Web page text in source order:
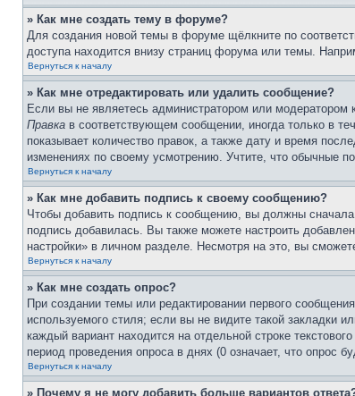
» Как мне создать тему в форуме?
Для создания новой темы в форуме щёлкните по
доступа находится внизу страниц форума или темы.
Вернуться к началу
» Как мне отредактировать или удалить сообщение?
Если вы не являетесь администратором или
Правка в соответствующем сообщении, иногда только в
показывает количество правок, а также дату и время
изменениях по своему усмотрению. Учтите, что обычные
Вернуться к началу
» Как мне добавить подпись к своему сообщению?
Чтобы добавить подпись к сообщению, вы должны
подпись добавилась. Вы также можете настроить
настройки» в личном разделе. Несмотря на это, вы
Вернуться к началу
» Как мне создать опрос?
При создании темы или редактировании первого
используемого стиля; если вы не видите такой закладки
каждый вариант находится на отдельной строке
период проведения опроса в днях (0 означает, что опрос
Вернуться к началу
» Почему я не могу добавить больше вариантов